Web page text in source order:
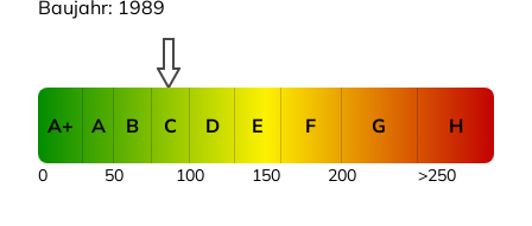
Baujahr: 1989
A+ A B C D E F G H
50 100 150 200
0 >250